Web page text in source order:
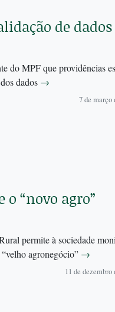
de dados
do MPF que providências
dados →
7 de março
o “novo agro”
permite à sociedade
agronegócio” →
11 de dezembro